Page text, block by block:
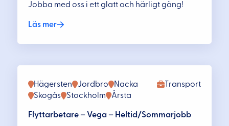
Jobba med oss i ett glatt och härligt gäng!
Läs mer
Transport
Hägersten Jordbro
Nacka
Skogås
Stockholm Årsta
Flyttarbetare – Vega – Heltid/Sommarjobb